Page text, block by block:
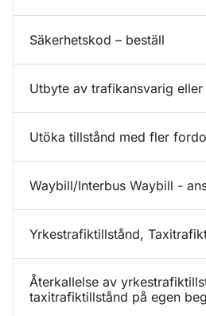
Säkerhetskod – beställ
Utbyte av trafikansvarig eller
Utöka tillstånd med fler
Waybill/Interbus Waybill -
Yrkestrafiktillstånd,
Återkallelse av
taxitrafiktillstånd på egen